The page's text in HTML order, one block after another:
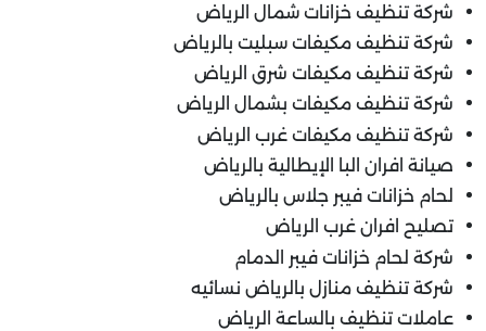
شركة تنظيف خزانات شمال الرياض
شركة تنظيف مكيفات سبليت بالرياض
شركة تنظيف مكيفات شرق الرياض
شركة تنظيف مكيفات بشمال الرياض
شركة تنظيف مكيفات غرب الرياض
صيانة افران البا الإيطالية بالرياض
لحام خزانات فيبر جلاس بالرياض
تصليح افران غرب الرياض
شركة لحام خزانات فيبر الدمام
شركة تنظيف منازل بالرياض نسائيه
عاملات تنظيف بالساعة الرياض